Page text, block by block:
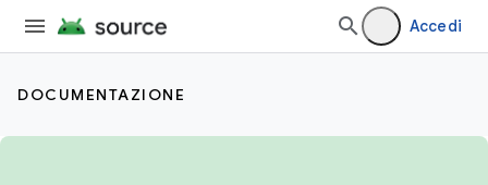
Accedi
DOCUMENTAZIONE